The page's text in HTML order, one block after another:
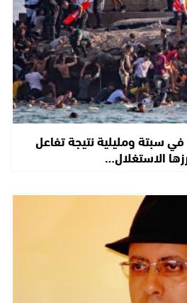
في سبتة ومليلية نتيجة تفاعل
الاستغلال…